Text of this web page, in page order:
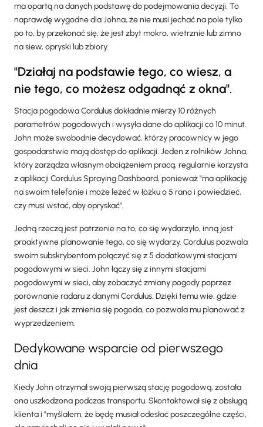
ma opartą na danych podstawę do podejmowania decyzji. To
naprawdę wygodne dla Johna, że nie musi jechać na pole tylko
po to, by przekonać się, że jest zbyt mokro, wietrznie lub zimno
na siew, opryski lub zbiory.
"Działaj na podstawie tego, co wiesz, a
nie tego, co możesz odgadnąć z okna".
Stacja pogodowa Cordulus dokładnie mierzy 10 różnych
parametrów pogodowych i wysyła dane do aplikacji co 10 minut.
John może swobodnie decydować, którzy pracownicy w jego
gospodarstwie mają dostęp do aplikacji. Jeden z rolników Johna,
który zarządza własnym obciążeniem pracą, regularnie korzysta
z aplikacji Cordulus Spraying Dashboard, ponieważ "ma aplikację
na swoim telefonie i może leżeć w łóżku o 5 rano i powiedzieć,
czy musi wstać, aby opryskać".
Jedną rzeczą jest patrzenie na to, co się wydarzyło, inną jest
proaktywne planowanie tego, co się wydarzy. Cordulus pozwala
swoim subskrybentom połączyć się z 5 dodatkowymi stacjami
pogodowymi w sieci. John łączy się z innymi stacjami
pogodowymi w sieci, aby zobaczyć zmiany pogody poprzez
porównanie radaru z danymi Cordulus. Dzięki temu wie, gdzie
jest deszcz i jak zmienia się pogoda, co pozwala mu planować z
wyprzedzeniem.
Dedykowane wsparcie od pierwszego
dnia
Kiedy John otrzymał swoją pierwszą stację pogodową, została
ona uszkodzona podczas transportu. Skontaktował się z obsługą
klienta i "myślałem, że będę musiał odesłać poszczególne części,